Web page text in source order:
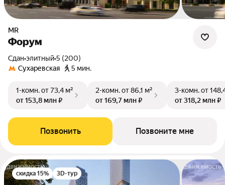
MR
Форум
Сдан•элитный•5 (200)
Сухаревская
5 мин.
1-комн.от 73,4 м²
от 153,8 млн ₽
2-комн.от 86,1 м²
от 169,7 млн ₽
3-комн.от
от 318,2 млн ₽
Позвонить Позвоните мне
скидка 15% 3D-тур